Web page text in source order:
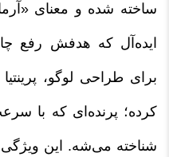
ساخته شده و معنای
ایده‌آل که هدفش رفع
برای طراحی لوگو،
کرده؛ پرنده‌ای که با
شناخته می‌شه. این ویژگی‌ها